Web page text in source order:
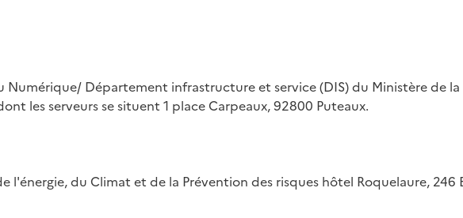
Département infrastructure et service (DIS) du Ministère de
les serveurs se situent 1 place Carpeaux, 92800 Puteaux.
l'énergie, du Climat et de la Prévention des risques hôtel Roquelaure, 246